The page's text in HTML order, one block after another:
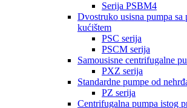
Serija PSBM4
Dvostruko usisna pumpa sa
kućištem
PSC serija
PSCM serija
Samousisne centrifugalne
PXZ serija
Standardne pumpe od
PZ serija
Centrifugalna pumpa istog